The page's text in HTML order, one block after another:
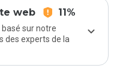
web 11%
basé sur notre
des experts de la